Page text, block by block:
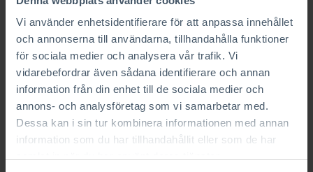
Vi använder enhetsidentifierare för att anpassa innehållet
och annonserna till användarna, tillhandahålla funktioner
för sociala medier och analysera vår trafik. Vi
vidarebefordrar även sådana identifierare och annan
information från din enhet till de sociala medier och
annons- och analysföretag som vi samarbetar med.
Dessa kan i sin tur kombinera informationen med annan
information som du har tillhandahållit eller som de har
bonde i området.
När svärföräldrarna köpte tomten 1998 kom första
tanken om att kanske bygga där någon gång. Några
år senare blev idéen till verklighet.
– Och det var ju bra att det blev så! Vi trivs jättebra
här, säger Anna.
Från vision till verklighet: Ett lättskött